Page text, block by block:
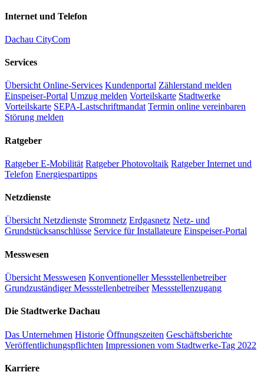
Internet und Telefon
Dachau CityCom
Services
Übersicht Online-Services Kundenportal Zählerstand melden
Einspeiser-Portal Umzug melden Vorteilskarte Stadtwerke
Vorteilskarte SEPA-Lastschriftmandat Termin online vereinbaren
Störung melden
Ratgeber
Ratgeber E-Mobilität Ratgeber Photovoltaik Ratgeber Internet und
Telefon Energiespartipps
Netzdienste
Übersicht Netzdienste Stromnetz Erdgasnetz Netz- und
Grundstücksanschlüsse Service für Installateure Einspeiser-Portal
Messwesen
Übersicht Messwesen Konventioneller Messstellenbetreiber
Grundzuständiger Messstellenbetreiber Messstellenzugang
Die Stadtwerke Dachau
Das Unternehmen Historie Öffnungszeiten Geschäftsberichte
Veröffentlichungspflichten Impressionen vom Stadtwerke-Tag 2022
Karriere